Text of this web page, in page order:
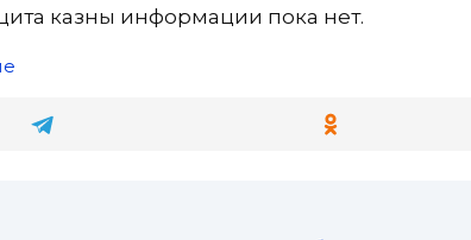
казны информации пока нет.